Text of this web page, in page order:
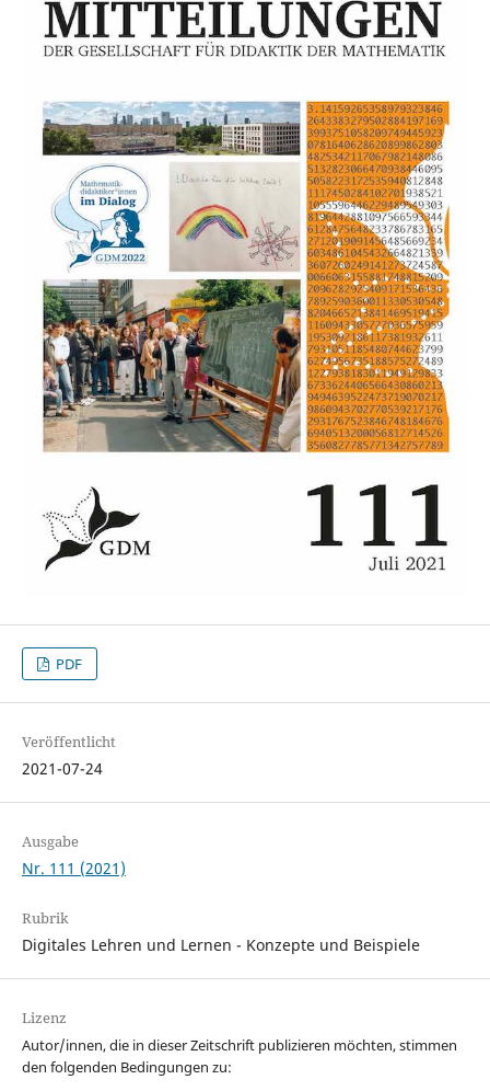
PDF
Veröffentlicht
2021-07-24
Ausgabe
Nr. 111 (2021)
Rubrik
Digitales Lehren und Lernen - Konzepte und Beispiele
Lizenz
Autor/innen, die in dieser Zeitschrift publizieren möchten, stimmen
den folgenden Bedingungen zu: